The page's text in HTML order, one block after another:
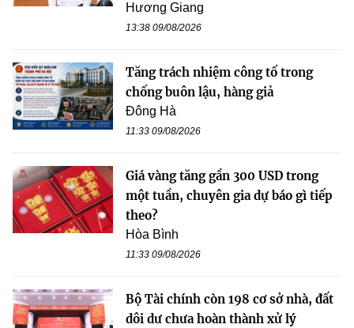
Hương Giang
13:38 09/08/2026
Tăng trách nhiệm công tố trong
chống buôn lậu, hàng giả
Đông Hà
11:33 09/08/2026
Giá vàng tăng gần 300 USD trong
một tuần, chuyên gia dự báo gì tiếp
theo?
Hòa Bình
11:33 09/08/2026
Bộ Tài chính còn 198 cơ sở nhà, đất
dôi dư chưa hoàn thành xử lý